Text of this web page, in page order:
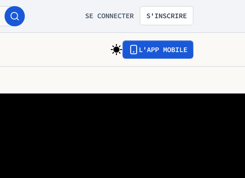
SE CONNECTER S'INSCRIRE
L'APP MOBILE